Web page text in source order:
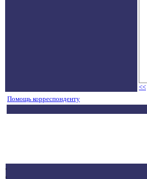
<<
Помощь корреспонденту